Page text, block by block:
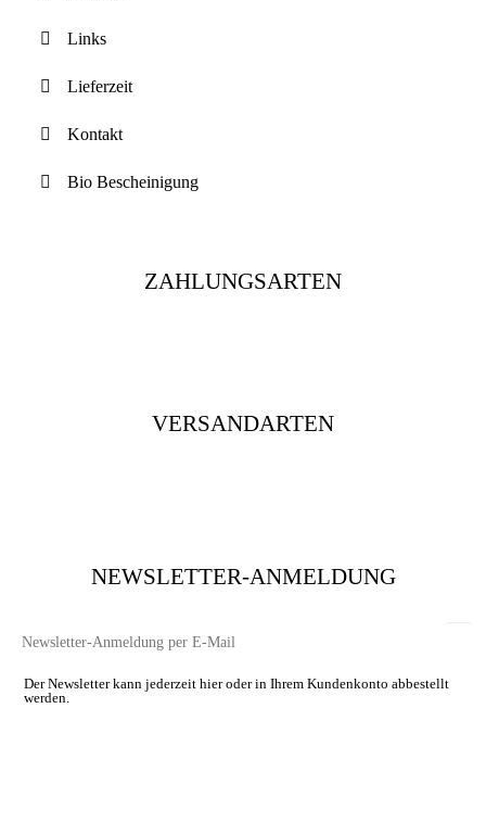
Links
Lieferzeit
Kontakt
Bio Bescheinigung
ZAHLUNGSARTEN
VERSANDARTEN
NEWSLETTER-ANMELDUNG
Der Newsletter kann jederzeit hier oder in Ihrem Kundenkonto abbestellt
werden.